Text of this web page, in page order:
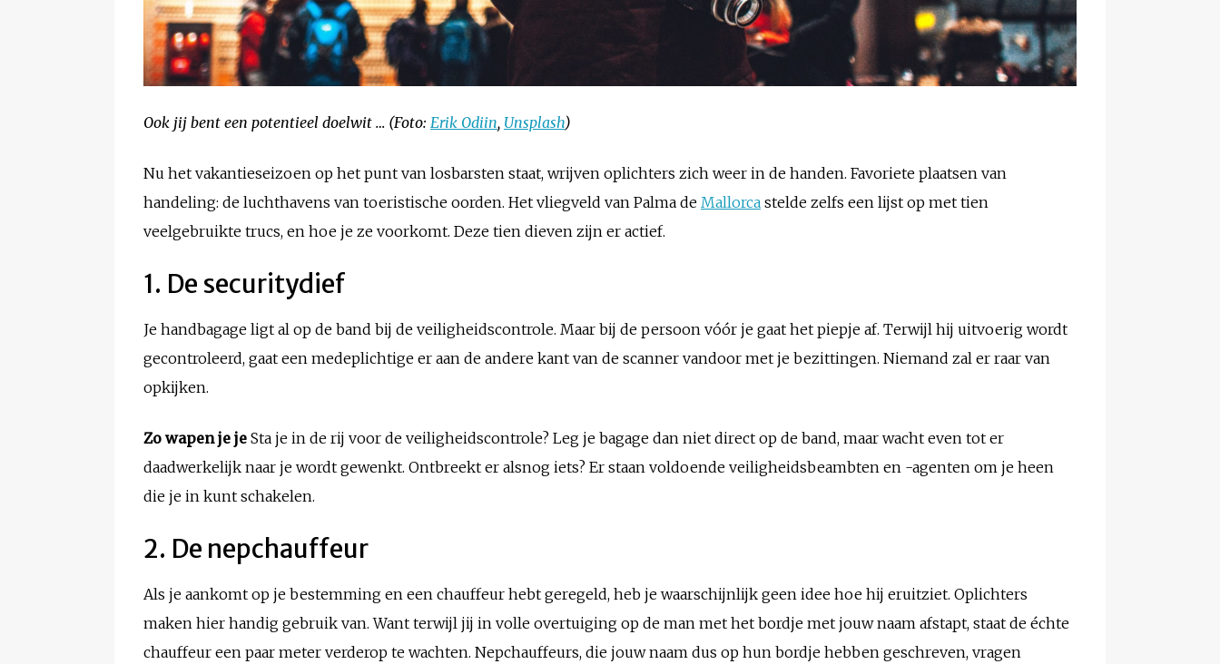
Ook jij bent een potentieel doelwit … (Foto: Erik Odiin, Unsplash)
Nu het vakantieseizoen op het punt van losbarsten staat, wrijven oplichters zich weer in de handen. Favoriete plaatsen van
handeling: de luchthavens van toeristische oorden. Het vliegveld van Palma de Mallorca stelde zelfs een lijst op met tien
veelgebruikte trucs, en hoe je ze voorkomt. Deze tien dieven zijn er actief.
1. De securitydief
Je handbagage ligt al op de band bij de veiligheidscontrole. Maar bij de persoon vóór je gaat het piepje af. Terwijl hij uitvoerig wordt
gecontroleerd, gaat een medeplichtige er aan de andere kant van de scanner vandoor met je bezittingen. Niemand zal er raar van
opkijken.
Zo wapen je je Sta je in de rij voor de veiligheidscontrole? Leg je bagage dan niet direct op de band, maar wacht even tot er
daadwerkelijk naar je wordt gewenkt. Ontbreekt er alsnog iets? Er staan voldoende veiligheidsbeambten en -agenten om je heen
die je in kunt schakelen.
2. De nepchauffeur
Als je aankomt op je bestemming en een chauffeur hebt geregeld, heb je waarschijnlijk geen idee hoe hij eruitziet. Oplichters
maken hier handig gebruik van. Want terwijl jij in volle overtuiging op de man met het bordje met jouw naam afstapt, staat de échte
chauffeur een paar meter verderop te wachten. Nepchauffeurs, die jouw naam dus op hun bordje hebben geschreven, vragen